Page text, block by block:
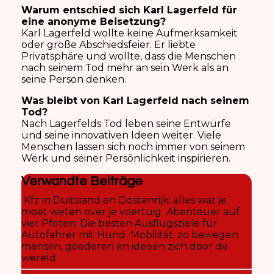
Warum entschied sich Karl Lagerfeld für
eine anonyme Beisetzung?
Karl Lagerfeld wollte keine Aufmerksamkeit
oder große Abschiedsfeier. Er liebte
Privatsphäre und wollte, dass die Menschen
nach seinem Tod mehr an sein Werk als an
seine Person denken.
Was bleibt von Karl Lagerfeld nach seinem
Tod?
Nach Lagerfelds Tod leben seine Entwürfe
und seine innovativen Ideen weiter. Viele
Menschen lassen sich noch immer von seinem
Werk und seiner Persönlichkeit inspirieren.
Verwandte Beiträge
Kfz in Duitsland en Oostenrijk: alles wat je
moet weten over je voertuig Abenteuer auf
vier Pfoten: Die besten Ausflugsziele für
Autofahrer mit Hund
Mobilität: zo bewegen
mensen, goederen en ideeën zich door de
wereld